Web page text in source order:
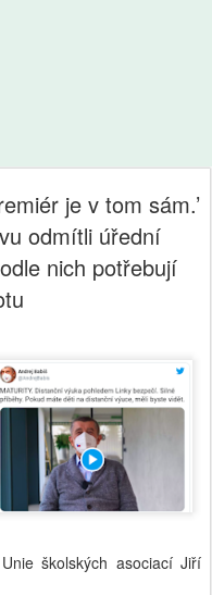
je v tom sám.’
odmítli úřední
nich potřebují
školských asociací Jiří